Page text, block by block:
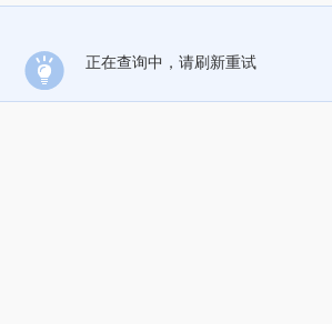
正在查询中，请刷新重试